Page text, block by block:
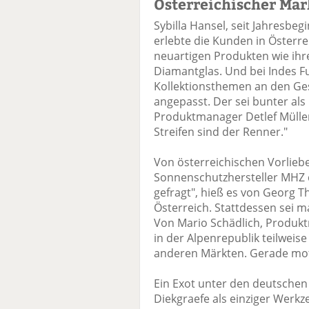
Sybilla Hansel, seit
erlebte die Kunden in
neuartigen Produkten wie
Diamantglas. Und bei Indes
Kollektionsthemen an den
angepasst. Der sei bunter
Produktmanager Detlef
Streifen sind der Renner."
Von österreichischen
Sonnenschutzhersteller
gefragt", hieß es von Georg
Österreich. Stattdessen sei
Von Mario Schädlich,
in der Alpenrepublik
anderen Märkten. Gerade
Ein Exot unter den
Diekgraefe als einziger